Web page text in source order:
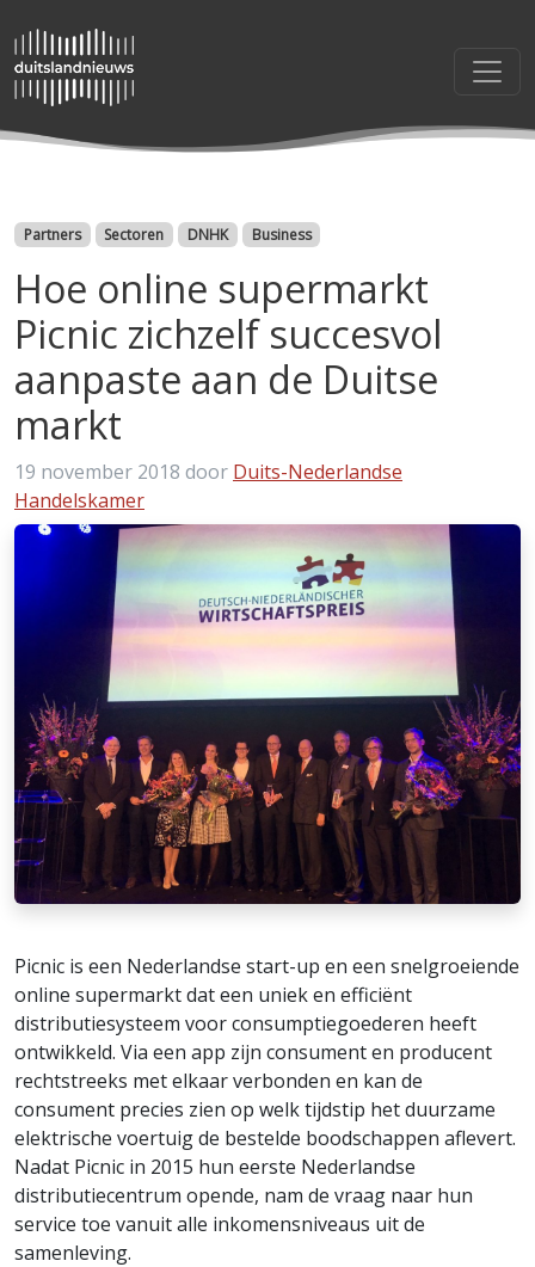
Categorieën
Partners Sectoren DNHK Business
Hoe online supermarkt
Picnic zichzelf succesvol
aanpaste aan de Duitse
markt
19 november 2018 door Duits-Nederlandse
Handelskamer
Picnic is een Nederlandse start-up en een snelgroeiende
online supermarkt dat een uniek en efficiënt
distributiesysteem voor consumptiegoederen heeft
ontwikkeld. Via een app zijn consument en producent
rechtstreeks met elkaar verbonden en kan de
consument precies zien op welk tijdstip het duurzame
elektrische voertuig de bestelde boodschappen aflevert.
Nadat Picnic in 2015 hun eerste Nederlandse
distributiecentrum opende, nam de vraag naar hun
service toe vanuit alle inkomensniveaus uit de
samenleving.